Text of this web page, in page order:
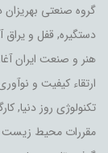
دستگیره, قفل و یراق
هنر و صنعت ایران
تکنولوژی روز دنیا,
مقررات محیط زیست ،